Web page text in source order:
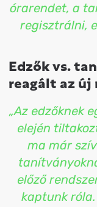
órarendet, a
regisztrálni,
Edzők vs.
reagált az új
„Az edzőknek
elején
ma már
előző
kaptunk